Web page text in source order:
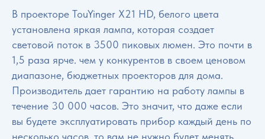
В проекторе TouYinger X21 HD, белого цвета
установлена яркая лампа, которая создает
световой поток в 3500 пиковых люмен. Это почти в
1,5 раза ярче. чем у конкурентов в своем ценовом
диапазоне, бюджетных проекторов для дома.
Производитель дает гарантию на работу лампы в
течение 30 000 часов. Это значит, что даже если
вы будете эксплуатировать прибор каждый день по
несколько часов, то вам не нужно будет менять